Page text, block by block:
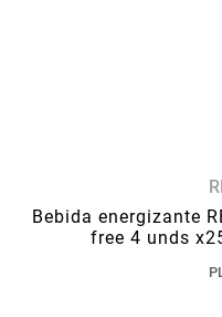
Bebida energizante
free 4 unds